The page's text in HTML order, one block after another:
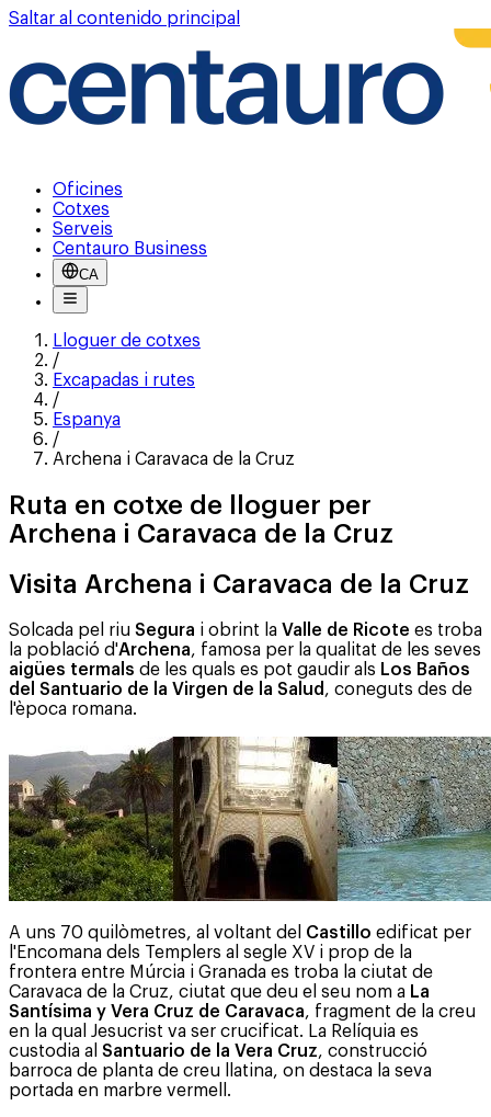
Saltar al contenido principal
Oficines
Cotxes
Serveis
Centauro Business
CA
Lloguer de cotxes
/
Excapadas i rutes
/
Espanya
/
Archena i Caravaca de la Cruz
Ruta en cotxe de lloguer per
Archena i Caravaca de la Cruz
Visita Archena i Caravaca de la Cruz
Solcada pel riu Segura i obrint la Valle de Ricote es troba
la població d'Archena, famosa per la qualitat de les seves
aigües termals de les quals es pot gaudir als Los Baños
del Santuario de la Virgen de la Salud , coneguts des de
l'època romana.
A uns 70 quilòmetres, al voltant del Castillo edificat per
l'Encomana dels Templers al segle XV i prop de la
frontera entre Múrcia i Granada es troba la ciutat de
Caravaca de la Cruz, ciutat que deu el seu nom a La
Santísima y Vera Cruz de Caravaca, fragment de la creu
en la qual Jesucrist va ser crucificat. La Relíquia es
custodia al Santuario de la Vera Cruz, construcció
barroca de planta de creu llatina, on destaca la seva
portada en marbre vermell.